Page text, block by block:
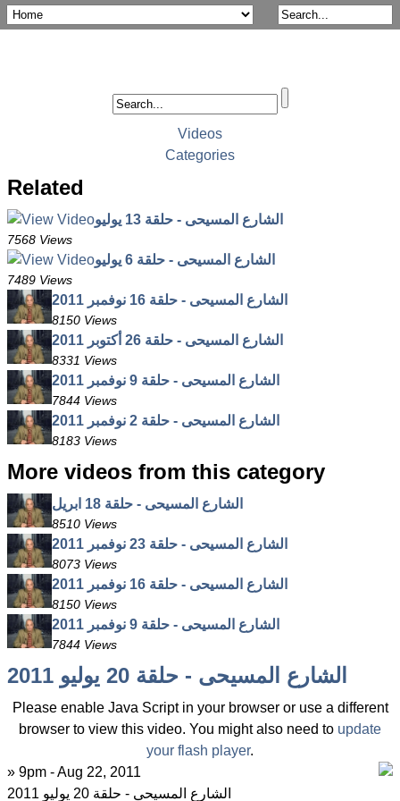
Videos
Categories
Related
الشارع المسيحى - حلقة 13 يوليو
7568 Views
الشارع المسيحى - حلقة 6 يوليو
7489 Views
الشارع المسيحى - حلقة 16 نوفمبر 2011
8150 Views
الشارع المسيحى - حلقة 26 أكتوبر 2011
8331 Views
الشارع المسيحى - حلقة 9 نوفمبر 2011
7844 Views
الشارع المسيحى - حلقة 2 نوفمبر 2011
8183 Views
More videos from this category
الشارع المسيحى - حلقة 18 ابريل
8510 Views
الشارع المسيحى - حلقة 23 نوفمبر 2011
8073 Views
الشارع المسيحى - حلقة 16 نوفمبر 2011
8150 Views
الشارع المسيحى - حلقة 9 نوفمبر 2011
7844 Views
الشارع المسيحى - حلقة 20 يوليو 2011
Please enable Java Script in your browser or use a different
browser to view this video. You might also need to update
your flash player.
» 9pm - Aug 22, 2011
الشارع المسيحى - حلقة 20 يوليو 2011